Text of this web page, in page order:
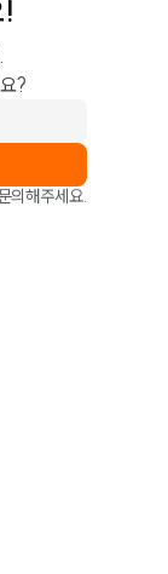
?
의해주세요.